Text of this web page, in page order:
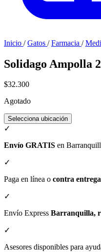
Inicio / Gatos / Farmacia /
Solidago Ampolla
$32.300
Agotado
Selecciona ubicación
✓
Envío GRATIS en
✓
Paga en línea o contra entrega
✓
Envío Express Barranquilla,
✓
Asesores disponibles para